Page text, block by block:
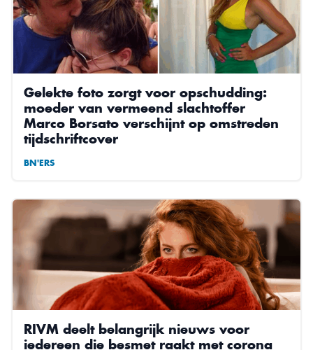
Gelekte foto zorgt voor opschudding:
moeder van vermeend slachtoffer
Marco Borsato verschijnt op omstreden
tijdschriftcover
BN'ERS
RIVM deelt belangrijk nieuws voor
iedereen die besmet raakt met corona